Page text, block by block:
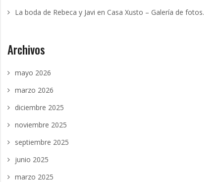
La boda de Rebeca y Javi en Casa Xusto – Galería de fotos.
Archivos
mayo 2026
marzo 2026
diciembre 2025
noviembre 2025
septiembre 2025
junio 2025
marzo 2025